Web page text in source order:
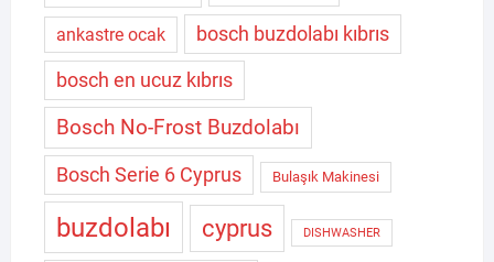
ankastre ocak
bosch buzdolabı kıbrıs
bosch en ucuz kıbrıs
Bosch No-Frost Buzdolabı
Bosch Serie 6 Cyprus Bulaşık Makinesi
buzdolabı cyprus DISHWASHER